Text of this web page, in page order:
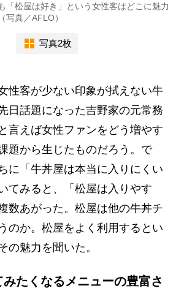
「松屋は好き」という女性客はどこに魅力
写真／AFLO）
写真2枚
性客が少ない印象が拭えない牛
日話題になった吉野家の元常務
言えば女性ファンをどう増やす
題から生じたものだろう。で
に「牛丼屋は本当に入りにくい
てみると、「松屋は入りやす
数あがった。松屋は他の牛丼チ
のか。松屋をよく利用するとい
の魅力を聞いた。
たくなるメニューの豊富さ